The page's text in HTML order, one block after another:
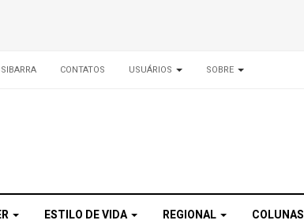
CONTATOS USUÁRIOS SOBRE
ESTILO DE VIDA REGIONAL COLUNAS